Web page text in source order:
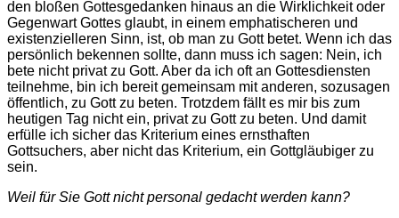
den bloßen Gottesgedanken hinaus an die Wirklichkeit oder
Gegenwart Gottes glaubt, in einem emphatischeren und
existenzielleren Sinn, ist, ob man zu Gott betet. Wenn ich das
persönlich bekennen sollte, dann muss ich sagen: Nein, ich
bete nicht privat zu Gott. Aber da ich oft an Gottesdiensten
teilnehme, bin ich bereit gemeinsam mit anderen, sozusagen
öffentlich, zu Gott zu beten. Trotzdem fällt es mir bis zum
heutigen Tag nicht ein, privat zu Gott zu beten. Und damit
erfülle ich sicher das Kriterium eines ernsthaften
Gottsuchers, aber nicht das Kriterium, ein Gottgläubiger zu
sein.
Weil für Sie Gott nicht personal gedacht werden kann?